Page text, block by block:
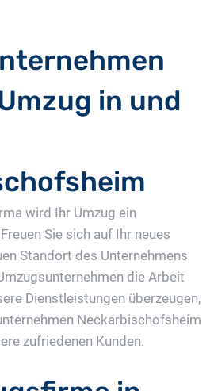
in und
wird Ihr Umzug ein
Sie sich auf Ihr neues
Standort des Unternehmens
die Arbeit
Dienstleistungen überzeugen,
Neckarbischofsheim
zufriedenen Kunden.